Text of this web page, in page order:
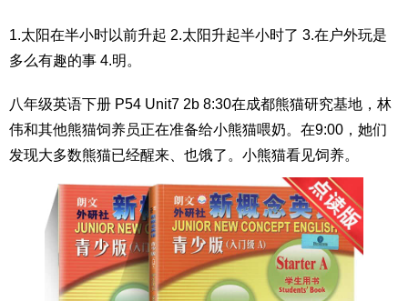
1.太阳在半小时以前升起 2.太阳升起半小时了 3.在户外玩是
多么有趣的事 4.明。
八年级英语下册 P54 Unit7 2b 8:30在成都熊猫研究基地，林
伟和其他熊猫饲养员正在准备给小熊猫喂奶。在9:00，她们
发现大多数熊猫已经醒来、也饿了。小熊猫看见饲养。